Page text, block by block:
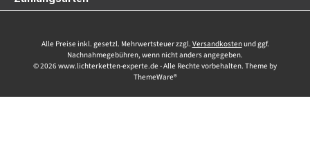
Alle Preise inkl. gesetzl. Mehrwertsteuer zzgl. Versandkostenund ggf.
Nachnahmegebühren, wenn nicht anders angegeben.
© 2026 www.lichterketten-experte.de - Alle Rechte vorbehalten. Theme by
ThemeWare®